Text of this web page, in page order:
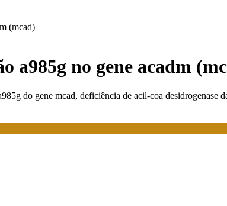
(mcad)
a985g no gene acadm
do gene mcad, deficiência de acil-coa desidrogenase